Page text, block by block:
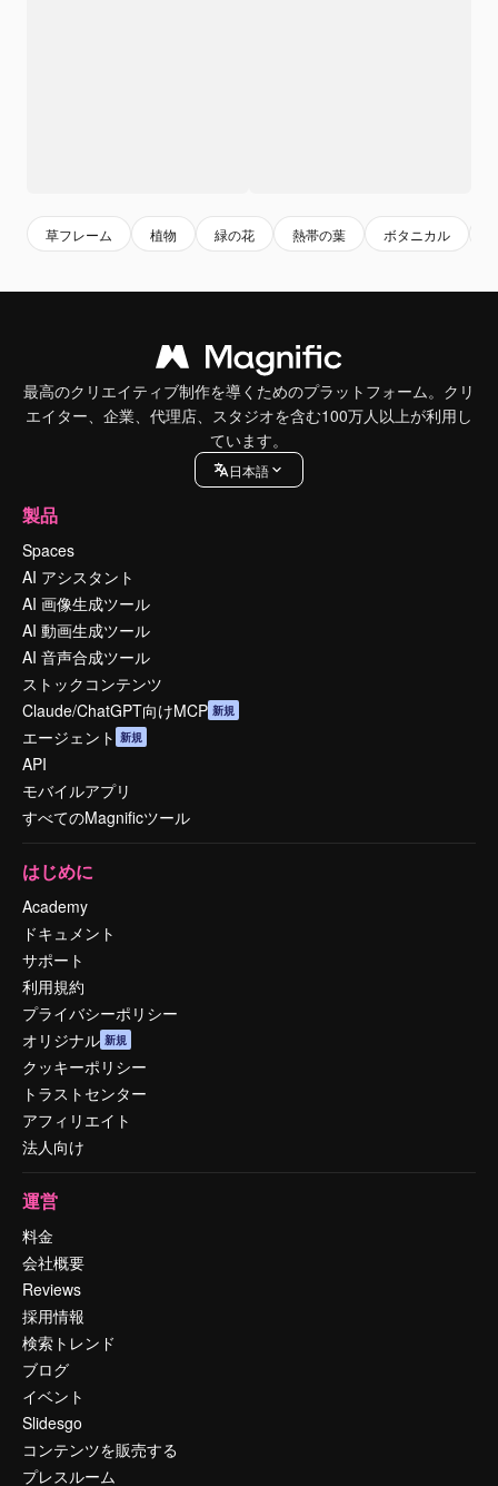
草フレーム 植物 緑の花 熱帯の葉 ボタニカル
最高のクリエイティブ制作を導くためのプラットフォーム。クリ
エイター、企業、代理店、スタジオを含む100万人以上が利用し
ています。
日本語
製品
Spaces
AI アシスタント
AI 画像生成ツール
AI 動画生成ツール
AI 音声合成ツール
ストックコンテンツ
Claude/ChatGPT向けMCP 新規
エージェント 新規
API
モバイルアプリ
すべてのMagnificツール
はじめに
Academy
ドキュメント
サポート
利用規約
プライバシーポリシー
オリジナル 新規
クッキーポリシー
トラストセンター
アフィリエイト
法人向け
運営
料金
会社概要
Reviews
採用情報
検索トレンド
ブログ
イベント
Slidesgo
コンテンツを販売する
プレスルーム